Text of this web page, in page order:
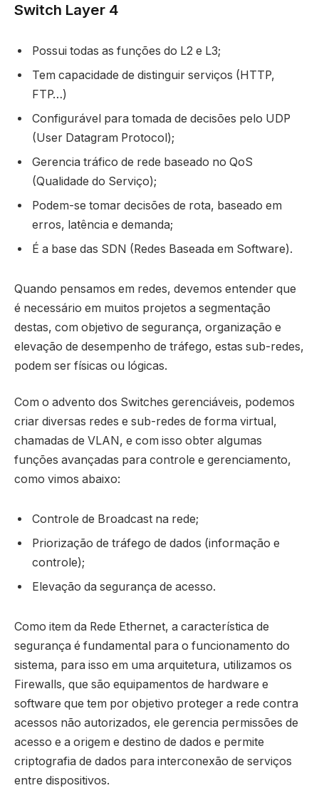
Switch Layer 4
Possui todas as funções do L2 e L3;
Tem capacidade de distinguir serviços (HTTP,
FTP…)
Configurável para tomada de decisões pelo UDP
(User Datagram Protocol);
Gerencia tráfico de rede baseado no QoS
(Qualidade do Serviço);
Podem-se tomar decisões de rota, baseado em
erros, latência e demanda;
É a base das SDN (Redes Baseada em Software).
Quando pensamos em redes, devemos entender que
é necessário em muitos projetos a segmentação
destas, com objetivo de segurança, organização e
elevação de desempenho de tráfego, estas sub-redes,
podem ser físicas ou lógicas.
Com o advento dos Switches gerenciáveis, podemos
criar diversas redes e sub-redes de forma virtual,
chamadas de VLAN, e com isso obter algumas
funções avançadas para controle e gerenciamento,
como vimos abaixo:
Controle de Broadcast na rede;
Priorização de tráfego de dados (informação e
controle);
Elevação da segurança de acesso.
Como item da Rede Ethernet, a característica de
segurança é fundamental para o funcionamento do
sistema, para isso em uma arquitetura, utilizamos os
Firewalls, que são equipamentos de hardware e
software que tem por objetivo proteger a rede contra
acessos não autorizados, ele gerencia permissões de
acesso e a origem e destino de dados e permite
criptografia de dados para interconexão de serviços
entre dispositivos.